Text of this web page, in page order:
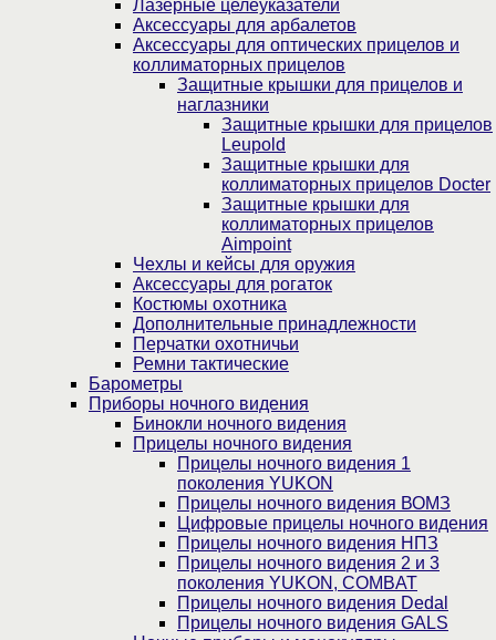
Лазерные целеуказатели
Аксессуары для арбалетов
Аксессуары для оптических прицелов и
коллиматорных прицелов
Защитные крышки для прицелов и
наглазники
Защитные крышки для прицелов
Leupold
Защитные крышки для
коллиматорных прицелов Docter
Защитные крышки для
коллиматорных прицелов
Aimpoint
Чехлы и кейсы для оружия
Аксессуары для рогаток
Костюмы охотника
Дополнительные принадлежности
Перчатки охотничьи
Ремни тактические
Барометры
Приборы ночного видения
Бинокли ночного видения
Прицелы ночного видения
Прицелы ночного видения 1
поколения YUKON
Прицелы ночного видения ВОМЗ
Цифровые прицелы ночного видения
Прицелы ночного видения НПЗ
Прицелы ночного видения 2 и 3
поколения YUKON, COMBAT
Прицелы ночного видения Dedal
Прицелы ночного видения GALS